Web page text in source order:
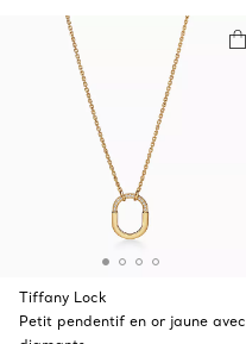
Tiffany Lock
Petit pendentif en or jaune avec